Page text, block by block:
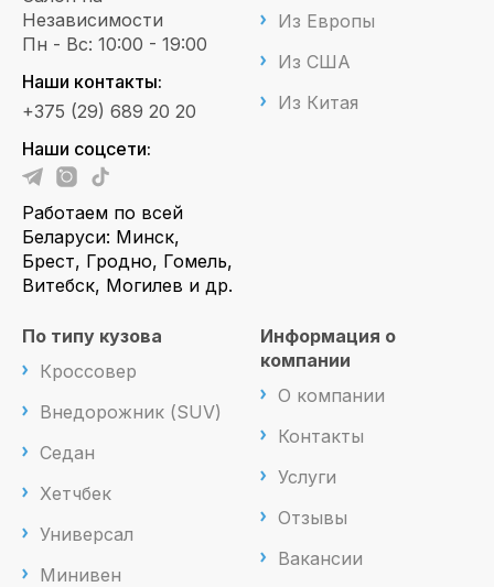
Независимости
Пн - Вс: 10:00 - 19:00
Наши контакты:
+375 (29) 689 20 20
Наши соцсети:
Работаем по всей
Беларуси: Минск,
Брест, Гродно, Гомель,
Витебск, Могилев и др.
Из Европы
Из США
Из Китая
По типу кузова
Кроссовер
Внедорожник (SUV)
Седан
Хетчбек
Универсал
Минивен
Информация о
компании
О компании
Контакты
Услуги
Отзывы
Вакансии